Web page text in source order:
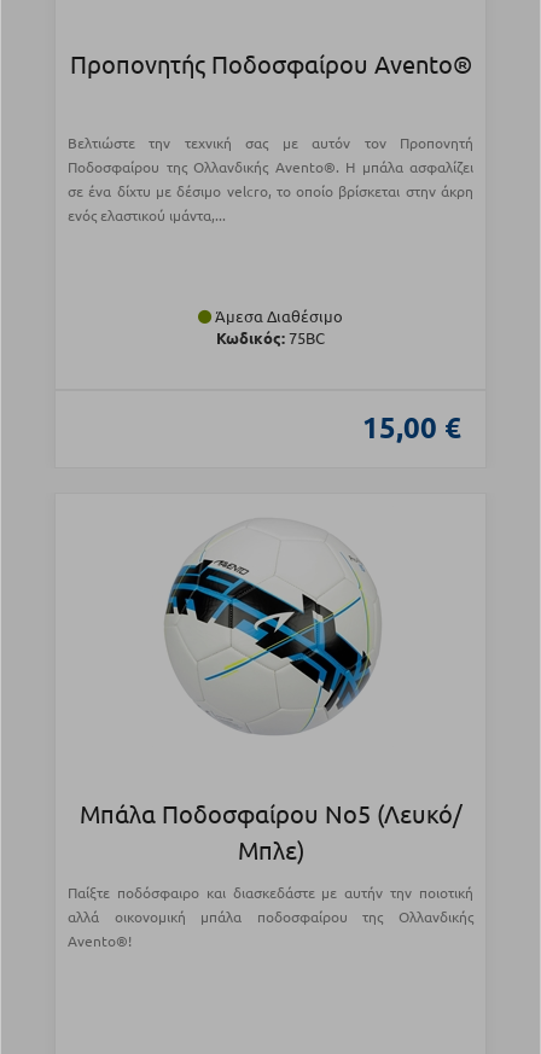
Προπονητής Ποδοσφαίρου Avento®
Βελτιώστε την τεχνική σας με αυτόν τον Προπονητή
Ποδοσφαίρου της Ολλανδικής Avento®. Η μπάλα ασφαλίζει
σε ένα δίχτυ με δέσιμο velcro, το οποίο βρίσκεται στην άκρη
ενός ελαστικού ιμάντα,...
Άμεσα Διαθέσιμο
Κωδικός:75BC
15,00 €
Μπάλα Ποδοσφαίρου Νο5 (Λευκό/
Μπλε)
Παίξτε ποδόσφαιρο και διασκεδάστε με αυτήν την ποιοτική
αλλά οικονομική μπάλα ποδοσφαίρου της Ολλανδικής
Avento®!